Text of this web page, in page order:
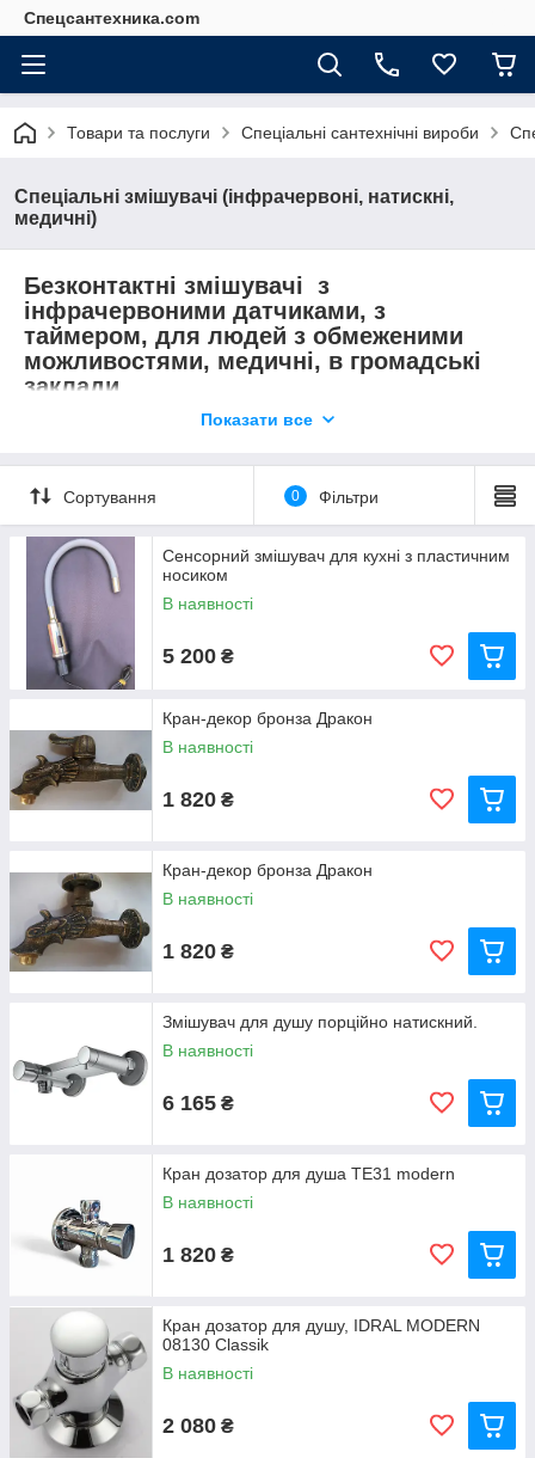
Спецсантехника.com
Товари та послуги Спеціальні сантехнічні вироби
Спеціальні змішувачі (інфрачервоні, натискні,
медичні)
Безконтактні змішувачі з
інфрачервоними датчиками, з
таймером, для людей з обмеженими
можливостями, медичні, в громадські
заклади.
Одним із найпрогресивніших досягнень людства в галузі
медичні установи, де вкрай необхідне застосування
того, широко застосовуються безконтактні змішувачі в
громадських місцях. А завдяки їх економності, інфрачервоні
змішувачі все частіше встановлюють сьогодні у ванних
кімнатах і кухнях приватних будинків і квартир.
Показати все
Сортування 0 Фільтри
Сенсорний змішувач для кухні з пластичним
носиком
В наявності
5 200 ₴
Кран-декор бронза Дракон
В наявності
1 820 ₴
Кран-декор бронза Дракон
В наявності
1 820 ₴
Змішувач для душу порційно натискний.
В наявності
6 165 ₴
Кран дозатор для душа TE31 modern
В наявності
1 820 ₴
Кран дозатор для душу, IDRAL MODERN
08130 Classik
В наявності
2 080 ₴